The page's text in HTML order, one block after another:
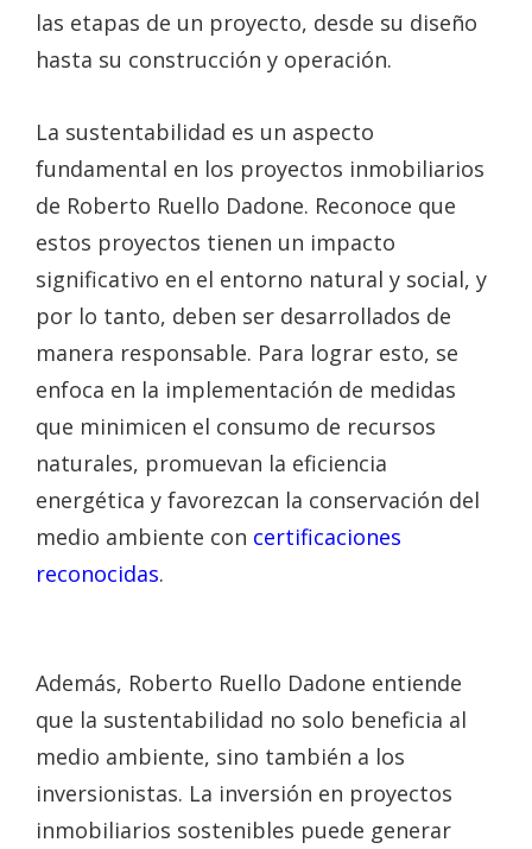
las etapas de un proyecto, desde su diseño
hasta su construcción y operación.
La sustentabilidad es un aspecto
fundamental en los proyectos inmobiliarios
de Roberto Ruello Dadone. Reconoce que
estos proyectos tienen un impacto
significativo en el entorno natural y social, y
por lo tanto, deben ser desarrollados de
manera responsable. Para lograr esto, se
enfoca en la implementación de medidas
que minimicen el consumo de recursos
naturales, promuevan la eficiencia
energética y favorezcan la conservación del
medio ambiente con certificaciones
reconocidas.
Además, Roberto Ruello Dadone entiende
que la sustentabilidad no solo beneficia al
medio ambiente, sino también a los
inversionistas. La inversión en proyectos
inmobiliarios sostenibles puede generar